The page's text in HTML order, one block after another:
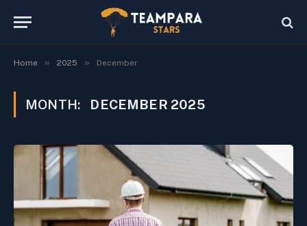
Home » 2025 » December
MONTH: DECEMBER 2025